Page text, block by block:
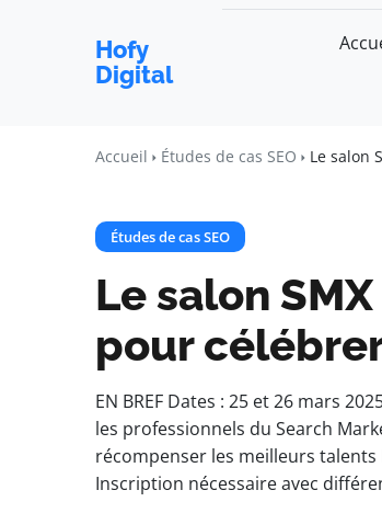
Hofy
Digital
Accueil Études de cas SEO Le salon
Études de cas SEO
Le salon
pour
EN BREF Dates : 25 et 26 mars
les professionnels du Search
récompenser les meilleurs talents
Inscription nécessaire avec